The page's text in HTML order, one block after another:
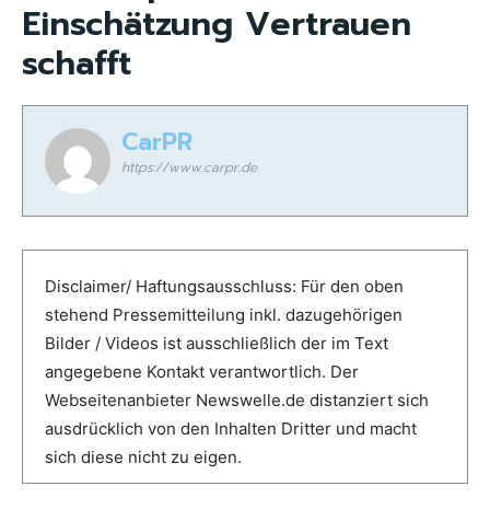
Einschätzung Vertrauen
schafft
CarPR
https://www.carpr.de
Disclaimer/ Haftungsausschluss: Für den oben
stehend Pressemitteilung inkl. dazugehörigen
Bilder / Videos ist ausschließlich der im Text
angegebene Kontakt verantwortlich. Der
Webseitenanbieter Newswelle.de distanziert sich
ausdrücklich von den Inhalten Dritter und macht
sich diese nicht zu eigen.